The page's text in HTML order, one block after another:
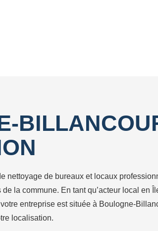
nettoyage de bureaux et locaux
la commune. En tant qu’acteur local en
entreprise est située à Boulogne-
localisation.